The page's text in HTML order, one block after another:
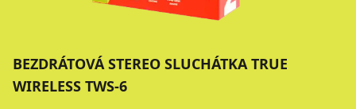
BEZDRÁTOVÁ STEREO SLUCHÁTKA TRUE
WIRELESS TWS-6